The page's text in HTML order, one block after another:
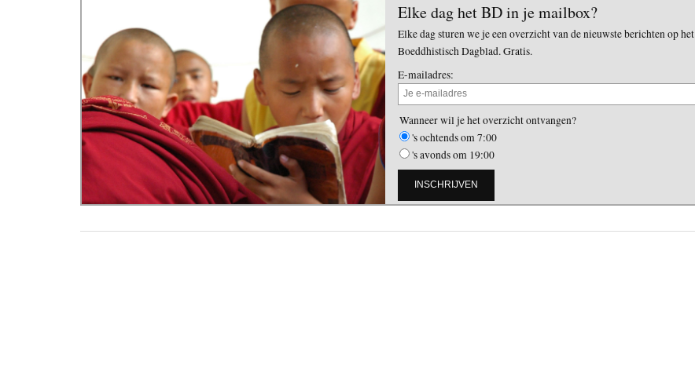
Elke dag het BD in je mailbox?
Elke dag sturen we je een overzicht van de nieuwste berichten op het
Boeddhistisch Dagblad. Gratis.
E-mailadres:
Wanneer wil je het overzicht ontvangen?
's ochtends om 7:00
's avonds om 19:00